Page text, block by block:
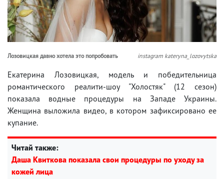
Лозовицкая давно хотела это попробовать instagram kateryna_lozovytska
Екатерина Лозовицкая, модель и победительница
романтического реалити-шоу "Холостяк" (12 сезон)
показала водные процедуры на Западе Украины.
Женщина выложила видео, в котором зафиксировано ее
купание.
Читай также:
Даша Квиткова показала свои процедуры по уходу за
кожей лица